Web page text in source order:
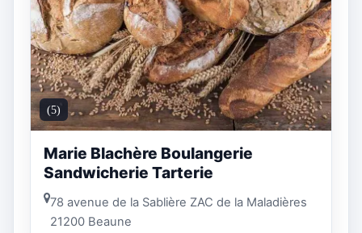
(5)
Marie Blachère Boulangerie
Sandwicherie Tarterie
78 avenue de la Sablière ZAC de la Maladières
21200 Beaune